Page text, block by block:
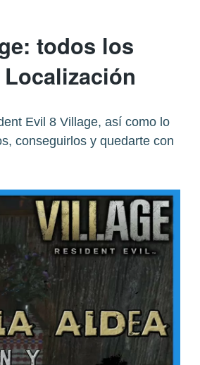
todos los
Evil 8 Village, así como lo
conseguirlos y quedarte con